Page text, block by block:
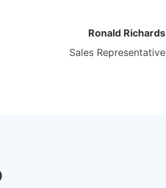
Ronald Richards
Sales Representative